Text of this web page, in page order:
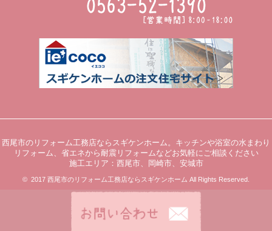
西尾市のリフォーム工務店ならスギケンホーム。キッチンや浴室の水まわり
リフォーム、省エネから耐震リフォームなどお気軽にご相談ください
施工エリア：西尾市、岡崎市、安城市
© 2017 西尾市のリフォーム工務店ならスギケンホーム All Rights Reserved.